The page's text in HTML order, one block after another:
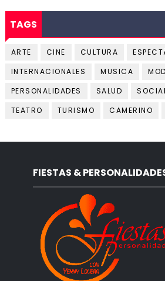
TAGS
ARTE CINE CULTURA
INTERNACIONALES
MUSICA
PERSONALIDADES
SALUD
TEATRO
TURISMO CAMERINO
FIESTAS &